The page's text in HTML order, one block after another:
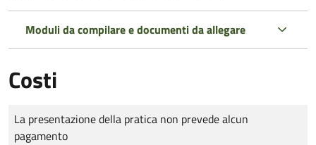
Moduli da compilare e documenti da allegare
Costi
Tipo di pagamento
Importo
La presentazione della pratica non prevede alcun
pagamento